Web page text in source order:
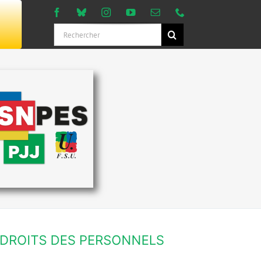
Rechercher:
DROITS DES PERSONNELS